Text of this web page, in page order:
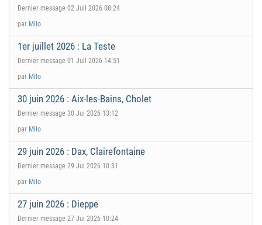
Dernier message 02 Juil 2026 08:24
par Milo
1er juillet 2026 : La Teste
Dernier message 01 Juil 2026 14:51
par Milo
30 juin 2026 : Aix-les-Bains, Cholet
Dernier message 30 Jui 2026 13:12
par Milo
29 juin 2026 : Dax, Clairefontaine
Dernier message 29 Jui 2026 10:31
par Milo
27 juin 2026 : Dieppe
Dernier message 27 Jui 2026 10:24